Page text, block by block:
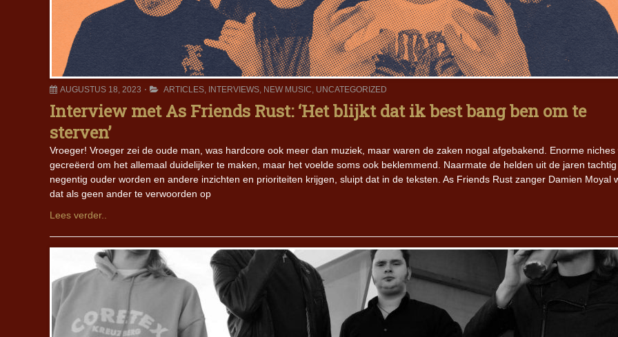
AUGUSTUS 18, 2023 ARTICLES, INTERVIEWS, NEW MUSIC, UNCATEGORIZED
Interview met As Friends Rust: ‘Het blijkt dat ik best bang ben om te
sterven’
Vroeger! Vroeger zei de oude man, was hardcore ook meer dan muziek, maar waren de zaken nogal afgebakend. Enorme niches
gecreëerd om het allemaal duidelijker te maken, maar het voelde soms ook beklemmend. Naarmate de helden uit de jaren tachtig
negentig ouder worden en andere inzichten en prioriteiten krijgen, sluipt dat in de teksten. As Friends Rust zanger Damien Moyal
dat als geen ander te verwoorden op
Lees verder..